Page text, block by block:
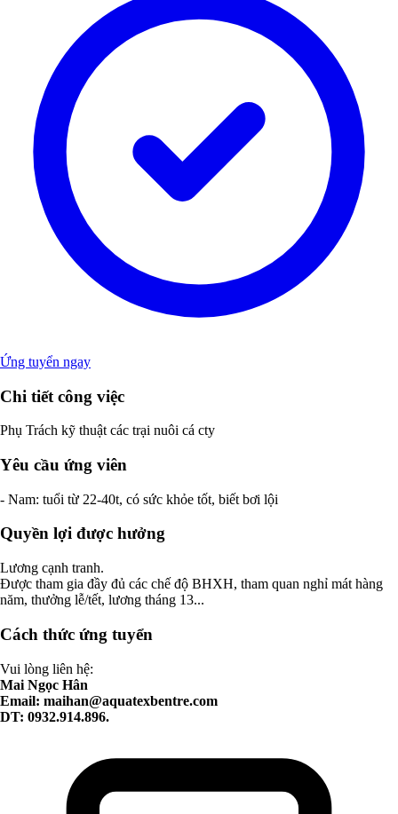
Ứng tuyển ngay
Chi tiết công việc
Phụ Trách kỹ thuật các trại nuôi cá cty
Yêu cầu ứng viên
- Nam: tuổi từ 22-40t, có sức khỏe tốt, biết bơi lội
Quyền lợi được hưởng
Lương cạnh tranh.
Được tham gia đầy đủ các chế độ BHXH, tham quan nghỉ mát hàng
năm, thưởng lễ/tết, lương tháng 13...
Cách thức ứng tuyển
Vui lòng liên hệ:
Mai Ngọc Hân
Email: maihan@aquatexbentre.com
DT: 0932.914.896.